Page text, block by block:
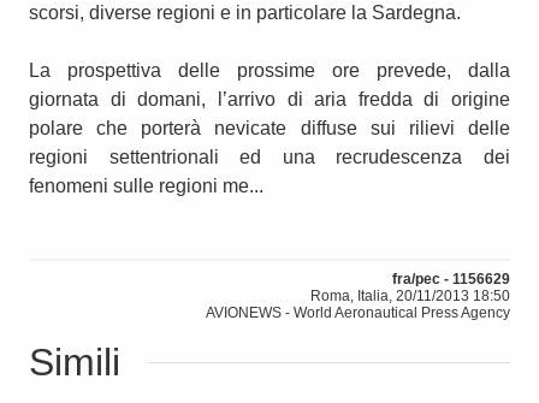
scorsi, diverse regioni e in particolare la Sardegna.
La prospettiva delle prossime ore prevede, dalla
giornata di domani, l’arrivo di aria fredda di origine
polare che porterà nevicate diffuse sui rilievi delle
regioni settentrionali ed una recrudescenza dei
fenomeni sulle regioni me...
fra/pec - 1156629
Roma, Italia, 20/11/2013 18:50
AVIONEWS - World Aeronautical Press Agency
Simili